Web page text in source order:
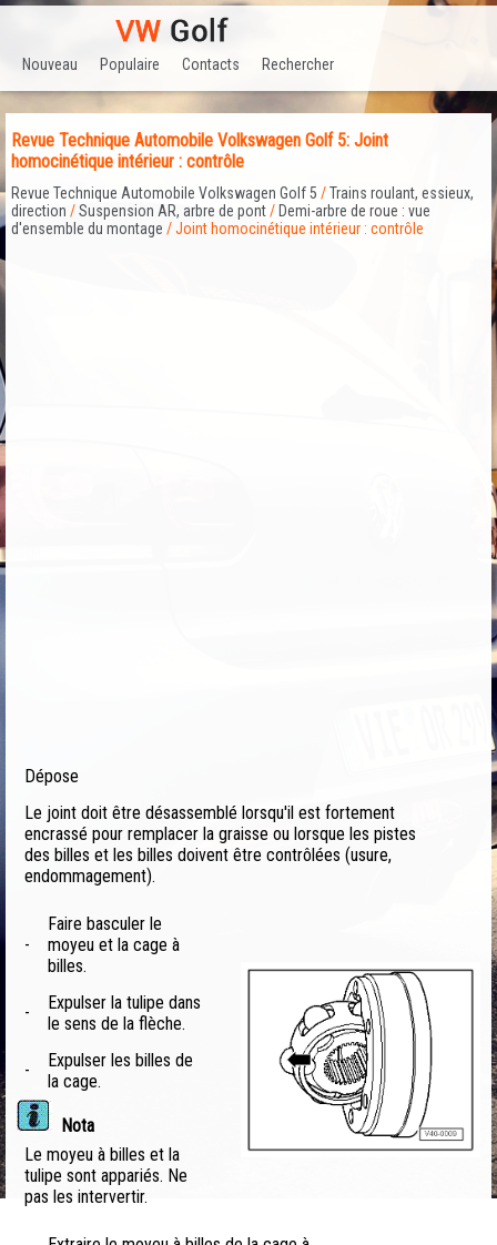
Nouveau Populaire Contacts Rechercher
Revue Technique Automobile Volkswagen Golf 5: Joint
homocinétique intérieur : contrôle
Revue Technique Automobile Volkswagen Golf 5 /Trains roulant, essieux,
direction /Suspension AR, arbre de pont/ Demi-arbre de roue : vue
d'ensemble du montage / Joint homocinétique intérieur : contrôle
Dépose
Le joint doit être désassemblé lorsqu'il est fortement
encrassé pour remplacer la graisse ou lorsque les pistes
des billes et les billes doivent être contrôlées (usure,
endommagement).
-
Faire basculer le
moyeu et la cage à
billes.
-
Expulser la tulipe dans
le sens de la flèche.
-
Expulser les billes de
la cage.
Nota
Le moyeu à billes et la
tulipe sont appariés. Ne
pas les intervertir.